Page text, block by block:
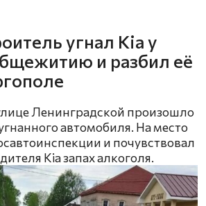
угнал Kia у
и разбил её
Ленинградской произошло
автомобиля. На место
и почувствовал
Kia запах алкоголя.